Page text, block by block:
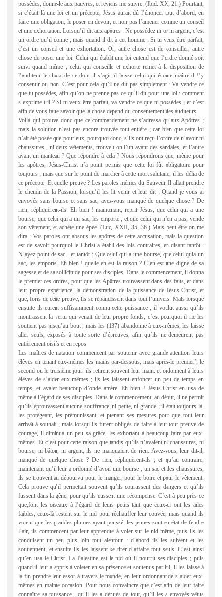
possèdes, donne-le aux pauvres, et reviens me suivre. (Ibid. XX, 21.) Pourtant,
si c’était là une loi et un précepte, Jésus aurait dû l’énoncer tout d’abord, en
faire une obligation, le poser en devoir, et non pas l’amener comme un conseil
et une exhortation. Lorsqu’il dit aux apôtres : Ne possédez ni or ni argent, c’est
un ordre qu’il donne ; mais quand il dit à cet homme : Si tu veux être parfait,
c’est un conseil et une exhortation. Or, autre chose est de conseiller, autre
chose de poser une loi. Celui qui établit une loi entend que l’ordre donné soit
suivi quand même ; celui qui conseille et exhorte remet à la disposition de
l’auditeur le choix de ce dont il s’agit, il laisse celui qui écoute maître d !’y
consentir ou non. C’est pour cela qu’il ne dit pas simplement : Va vendre ce
que tu possèdes, afin qu’on ne prenne pas ce qu’il dit pour une loi : comment
s’exprime-t-il ? Si tu veux être parfait, va vendre ce que tu possèdes ; et c’est
afin de vous faire savoir que la chose dépend du consentement des auditeurs.
Voilà qui prouve donc que ce commandement ne s’adressa qu’aux Apôtres ;
mais la solution n’est pas encore trouvée tout entière ; car bien que cette loi
n’ait été posée que pour eux, pourquoi donc, s’ils ont reçu l’ordre de n’avoir ni
chaussures , ni deux vêtements, trouve-t-on l’un ayant des sandales, et l’autre
ayant un manteau ? Que répondre à cela ? Nous répondrons que, même pour
les apôtres, Jésus-Christ n’a point permis que cette loi fût obligatoire pour
toujours ; mais que sur le point de marcher à cette mort salutaire, il les délia de
ce précepte. Et quelle preuve ? Les paroles mêmes du Sauveur. Il allait prendre
le chemin de la Passion, lorsqu’il les fit venir et leur dit : Quand je vous ai
envoyés sans bourse et sans sac, avez-vous manqué de quelque chose ? De
rien, répliquèrent-ils. Eh bien ! maintenant, reprit Jésus, que celui qui a une
bourse, que celui qui a un sac, les emporte ; et que celui qui n’en a pas, vende
son vêtement, et achète une épée. (Luc, XXII, 35, 36.) Mais peut-être on me
dira : Vos paroles ont absous les apôtres de cette accusation, mais la question
est de savoir pourquoi le Christ a établi des lois contraires, en disant tantôt :
N’ayez point de sac , et tantôt : Que celui qui a une bourse, que celui quia un
sac, les emporte. Eh bien ! quelle en est la raison ? C’en est une digne de sa
sagesse et de sa sollicitude pour ses disciples. Dans le commencement, il donna
le premier ces ordres, pour que les Apôtres trouvassent dans des faits, et dans
leur propre expérience, la démonstration de la puissance de Jésus-Christ, et
que, forts de cette preuve, ils se répandissent dans tout l’univers. Mais lorsque
ensuite ils eurent suffisamment connu cette puissance , il voulut aussi qu’ils
montrassent la vertu qui venait de leur propre fonds, c’est pourquoi il rie les
soutient pas jusqu’au bout , mais les (137) abandonne à eux-mêmes, les laisse
aller seuls, exposés à toute sorte d’épreuves, afin qu’ils ne demeurent pas
entièrement oisifs et en repos.
Les maîtres de natation commencent par soutenir avec grande attention leurs
élèves en tenant eux-mêmes les mains par-dessous, mais après-le premier’, le
second ou le troisième jour, ils retirent souvent leur main, et ordonnent à leurs
élèves de s’aider eux-mêmes ; ils les laissent enfoncer un peu de temps en
temps, et avaler beaucoup d’onde amère. Eh bien ! Jésus-Christ en usa de
même à l’égard de ses disciples. Dans le commencement, au début, il ne permit
qu’ils éprouvassent aucune souffrance, ni petite, ni grande ; il était toujours là,
les protégeant, les prémunissant, et prenant ses mesures pour que tout leur
arrivât à souhait ; mais lorsqu’ils furent obligés de faire à leur tour preuve de
courage, il diminua un peu sa grâce, les exhortant à beaucoup faire par eux-
mêmes. Et c’est pour cette raison que tandis qu’ils n’avaient ni chaussures, ni
bourse, ni bâton, ni argent, ils ne manquaient de rien. Avez-vous, leur dit-il,
manqué de quelque chose ? De rien, répliquèrent-ils ; et qu’au contraire,
maintenant qu’il leur a ordonné d’avoir une bourse , un sac et des chaussures,
ils se trouvent au dépourvu pour le manger, pour le boire et pour le vêtement.
Cela prouve qu’il permettait souvent qu’ils courussent des dangers et qu’ils
fussent dans la gêne, pour qu’ils eussent une récompense. C’est à peu près ce
que,font les oiseaux à l’égard de leurs petits tant que ceux-ci ont les ailes
faibles, ceux-là restent sur le nid pour réchauffer leur couvée, mais quand ils
voient que les grandes plumes ayant poussé, les jeunes sont en état de fendre
l’air, ils commencent par leur apprendre à voler sur le nid même, puis ils les
conduisent un peu plus loin tout alentour : d’abord ils les suivent et les
soutiennent, et ensuite ils les laissent se tirer d’affaire tout seuls. C’est ainsi
qu’en usa le Christ. La Palestine est le nid où il nourrit ses disciples ; puis
quand il leur a appris à voleter en sa présence et soutenus par lui, il les laisse à
la fin prendre leur essor à travers le monde, en leur ordonnant de s’aider eux-
mêmes en mainte occasion. Pour nous convaincre que c’est afin de leur faire
connaître sa puissance , qu’il les a dénués de tout, qu’il les a envoyés vêtus